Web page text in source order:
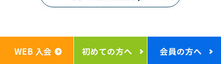
WEB 入会 初めての方へ 会員の方へ